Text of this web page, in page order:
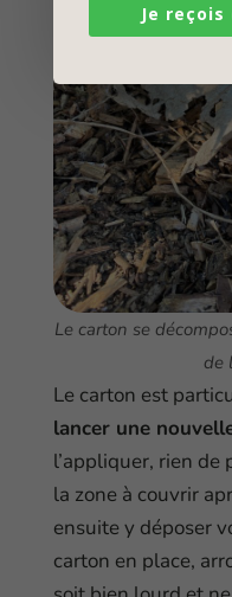
Le carton se
de
Le carton est
lancer une
l’appliquer, rien de
la zone à couvrir
ensuite y déposer
carton en place,
Je